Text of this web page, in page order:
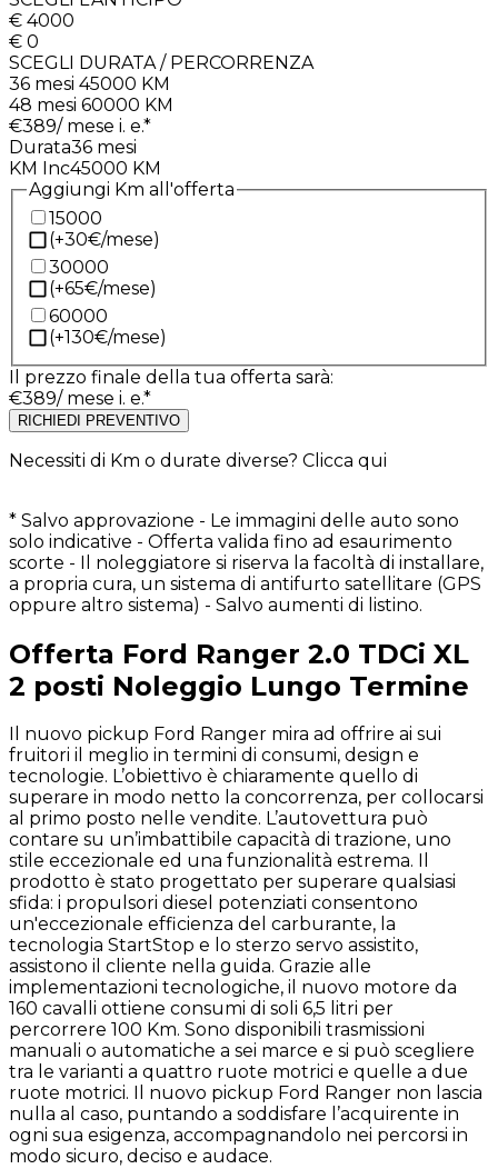
€ 4000
€ 0
SCEGLI DURATA / PERCORRENZA
36 mesi 45000 KM
48 mesi 60000 KM
€389/ mese i. e.*
Durata36 mesi
KM Inc45000 KM
Aggiungi Km all'offerta
15000
(+30€/mese)
30000
(+65€/mese)
60000
(+130€/mese)
Il prezzo finale della tua offerta sarà:
€389/ mese i. e.*
RICHIEDI PREVENTIVO
Necessiti di Km o durate diverse? Clicca qui
* Salvo approvazione - Le immagini delle auto sono
solo indicative - Offerta valida fino ad esaurimento
scorte - Il noleggiatore si riserva la facoltà di installare,
a propria cura, un sistema di antifurto satellitare (GPS
oppure altro sistema) - Salvo aumenti di listino.
Offerta Ford Ranger 2.0 TDCi XL
2 posti Noleggio Lungo Termine
Il nuovo pickup Ford Ranger mira ad offrire ai sui
fruitori il meglio in termini di consumi, design e
tecnologie. L’obiettivo è chiaramente quello di
superare in modo netto la concorrenza, per collocarsi
al primo posto nelle vendite. L’autovettura può
contare su un’imbattibile capacità di trazione, uno
stile eccezionale ed una funzionalità estrema. Il
prodotto è stato progettato per superare qualsiasi
sfida: i propulsori diesel potenziati consentono
un'eccezionale efficienza del carburante, la
tecnologia StartStop e lo sterzo servo assistito,
assistono il cliente nella guida. Grazie alle
implementazioni tecnologiche, il nuovo motore da
160 cavalli ottiene consumi di soli 6,5 litri per
percorrere 100 Km. Sono disponibili trasmissioni
manuali o automatiche a sei marce e si può scegliere
tra le varianti a quattro ruote motrici e quelle a due
ruote motrici. Il nuovo pickup Ford Ranger non lascia
nulla al caso, puntando a soddisfare l’acquirente in
ogni sua esigenza, accompagnandolo nei percorsi in
modo sicuro, deciso e audace.